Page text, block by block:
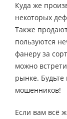
Куда же
некоторых
Также
пользуются
фанеру за
можно
рынке. Будьте
мошенников!
Если вам всё